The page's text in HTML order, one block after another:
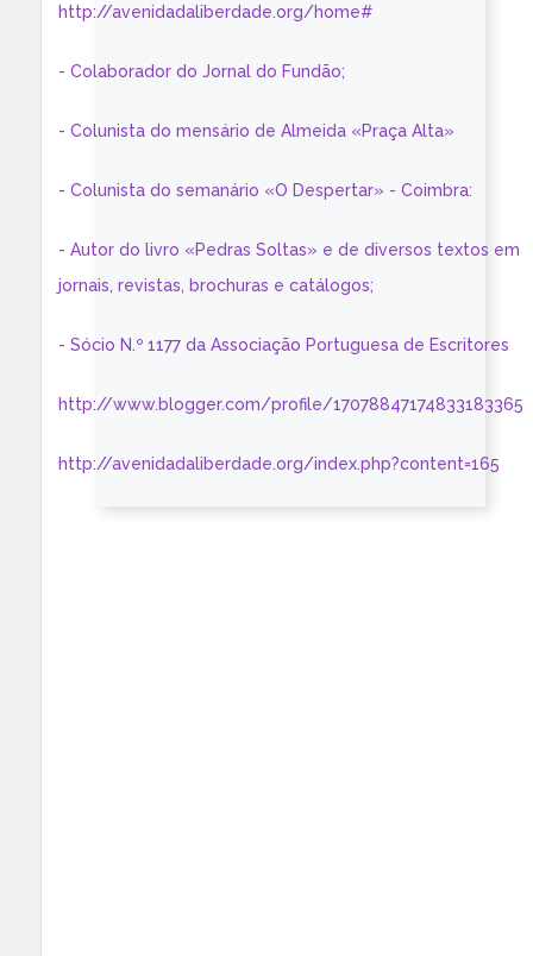
http://avenidadaliberdade.org/home#
- Colaborador do Jornal do Fundão;
- Colunista do mensário de Almeida «Praça Alta»
- Colunista do semanário «O Despertar» - Coimbra:
- Autor do livro «Pedras Soltas» e de diversos textos em
jornais, revistas, brochuras e catálogos;
- Sócio N.º 1177 da Associação Portuguesa de Escritores
http://www.blogger.com/profile/17078847174833183365
http://avenidadaliberdade.org/index.php?content=165